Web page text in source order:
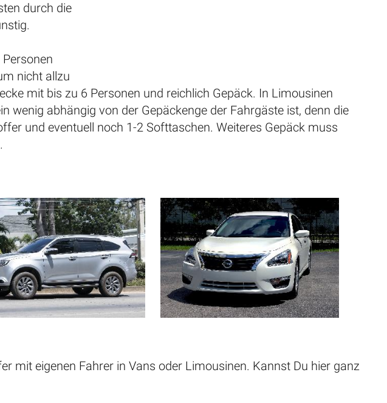
durch die
nicht allzu
mit bis zu 6 Personen und reichlich Gepäck. In Limousinen
wenig abhängig von der Gepäckenge der Fahrgäste ist, denn die
und eventuell noch 1-2 Softtaschen. Weiteres Gepäck muss
mit eigenen Fahrer in Vans oder Limousinen. Kannst Du hier ganz